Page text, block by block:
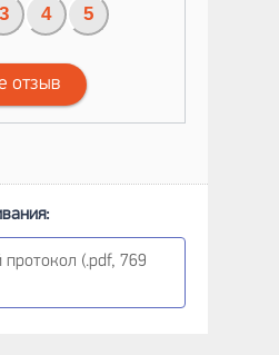
3 4 5
отзыв
протокол (.pdf, 769